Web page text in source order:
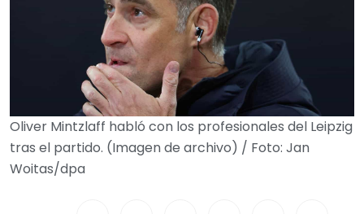
Oliver Mintzlaff habló con los profesionales del Leipzig
tras el partido. (Imagen de archivo) / Foto: Jan
Woitas/dpa